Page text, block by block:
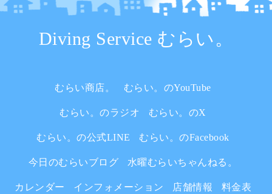
Diving Service むらい。
むらい商店。 むらい。のYouTube
むらい。のラジオ むらい。のX
むらい。の公式LINE むらい。のFacebook
今日のむらいブログ 水曜むらいちゃんねる。
カレンダー インフォメーション 店舗情報 料金表